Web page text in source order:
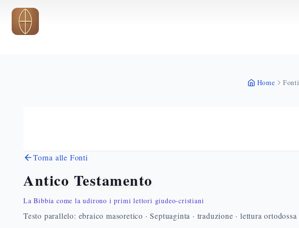
Vai al contenuto principale
Home Fonti
Torna alle Fonti
Antico Testamento
La Bibbia come la udirono i primi lettori giudeo-cristiani
Testo parallelo: ebraico masoretico · Septuaginta · traduzione · lettura ortodossa